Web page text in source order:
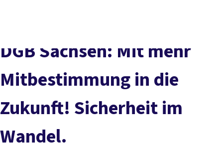
Service
Mitmachen
DGB Sachsen: Mit mehr
Mitbestimmung in die
Zukunft! Sicherheit im
Wandel.